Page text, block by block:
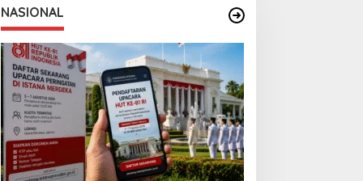
NASIONAL